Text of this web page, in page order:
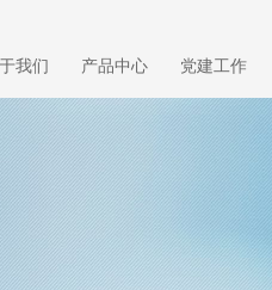
我们 产品中心 党建工作